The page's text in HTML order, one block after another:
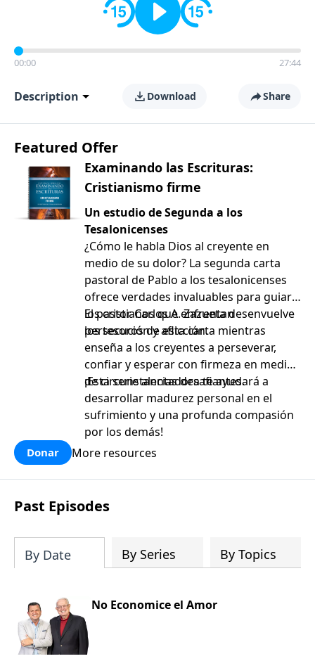
00:00 27:44
Description Download Share
Featured Offer
Examinando las Escrituras:
Cristianismo firme
Un estudio de Segunda a los
Tesalonicenses
¿Cómo le habla Dios al creyente en
medio de su dolor? La segunda carta
pastoral de Pablo a los tesalonicenses
ofrece verdades invaluables para guiar a
los cristianos que enfrentan
persecución y aflicción.
El pastor Carlos A. Zazueta desenvuelve
los tesoros de esta carta mientras
enseña a los creyentes a perseverar,
confiar y esperar con firmeza en medio
de circunstancias desafiantes.
¡Esta serie alentadora te ayudará a
desarrollar madurez personal en el
sufrimiento y una profunda compasión
por los demás!
Donar More resources
Past Episodes
By Date By Series By Topics
No Economice el Amor